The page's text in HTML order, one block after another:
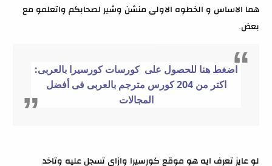
هما الاساس و الخطوه الاولى منشن وشير لصحابكم واتعلمو مع
بعض.
اضغط هنا للحصول على كورسات كورسيرا بالعربى:
اكتر من 204 كورس مترجم بالعربى فى أفضل
المجالات
لو عايز تعرف ايه هو موقع كورسيرا وازاى تسجل عليه وتاخد